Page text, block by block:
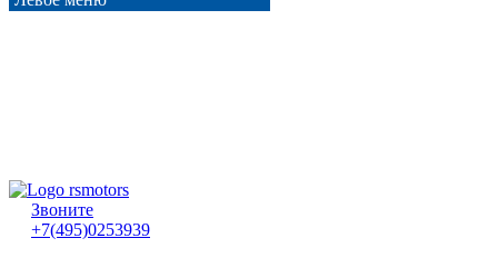
Звоните
+7(495)0253939